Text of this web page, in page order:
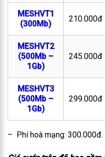
MESHVT1
(300Mb)
210.000đ
MESHVT2
(500Mb –
1Gb)
245.000đ
MESHVT3
(500Mb –
1Gb)
299.000đ
– Phí hoà mạng: 300.000đ.